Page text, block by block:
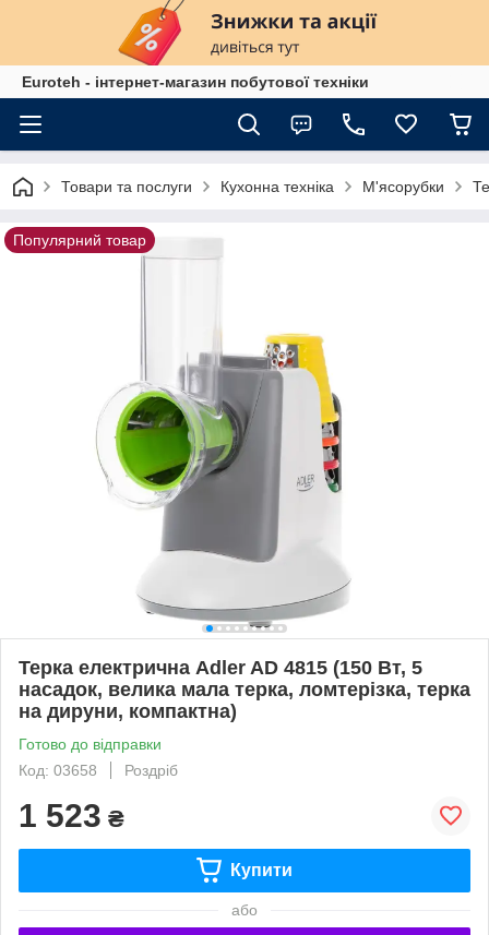
Euroteh - інтернет-магазин побутової техніки
Товари та послуги Кухонна техніка М'ясорубки
Популярний товар
Терка електрична Adler AD 4815 (150 Вт, 5
насадок, велика мала терка, ломтерізка, терка
на дируни, компактна)
Готово до відправки
Код: 03658
Роздріб
1 523 ₴
Купити
або